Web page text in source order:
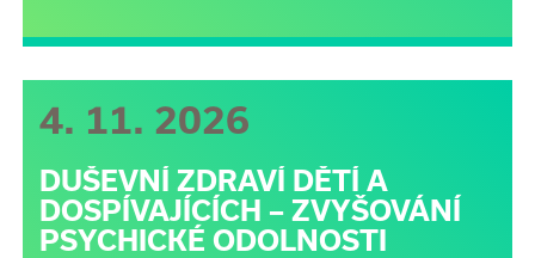
4. 11. 2026
DUŠEVNÍ ZDRAVÍ DĚTÍ A
DOSPÍVAJÍCÍCH – ZVYŠOVÁNÍ
PSYCHICKÉ ODOLNOSTI